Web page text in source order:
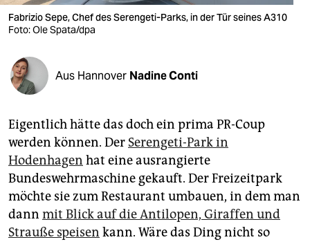
veranstaltungen
fragen & hilfe
unterstützen
abo
genossenschaft
epaper login
Fabrizio Sepe, Chef des Serengeti-Parks, in der Tür seines A310
Foto: Ole Spata/dpa
Aus Hannover Nadine Conti
Eigentlich hätte das doch ein prima PR-Coup
werden können. Der Serengeti-­Park in
Hodenhagen hat eine ausrangierte
Bundeswehrmaschine gekauft. Der Freizeitpark
möchte sie zum Restaurant umbauen, in dem man
dann mit Blick auf die Antilopen, Giraffen und
Strauße speisen kann. Wäre das Ding nicht so